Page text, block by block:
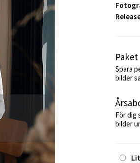
Paket
Spara
bilder
För dig
bilder